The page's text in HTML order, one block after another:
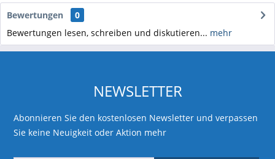
Bewertungen
0
Bewertungen lesen, schreiben und diskutieren... mehr
NEWSLETTER
Abonnieren Sie den kostenlosen Newsletter und verpassen
Sie keine Neuigkeit oder Aktion mehr